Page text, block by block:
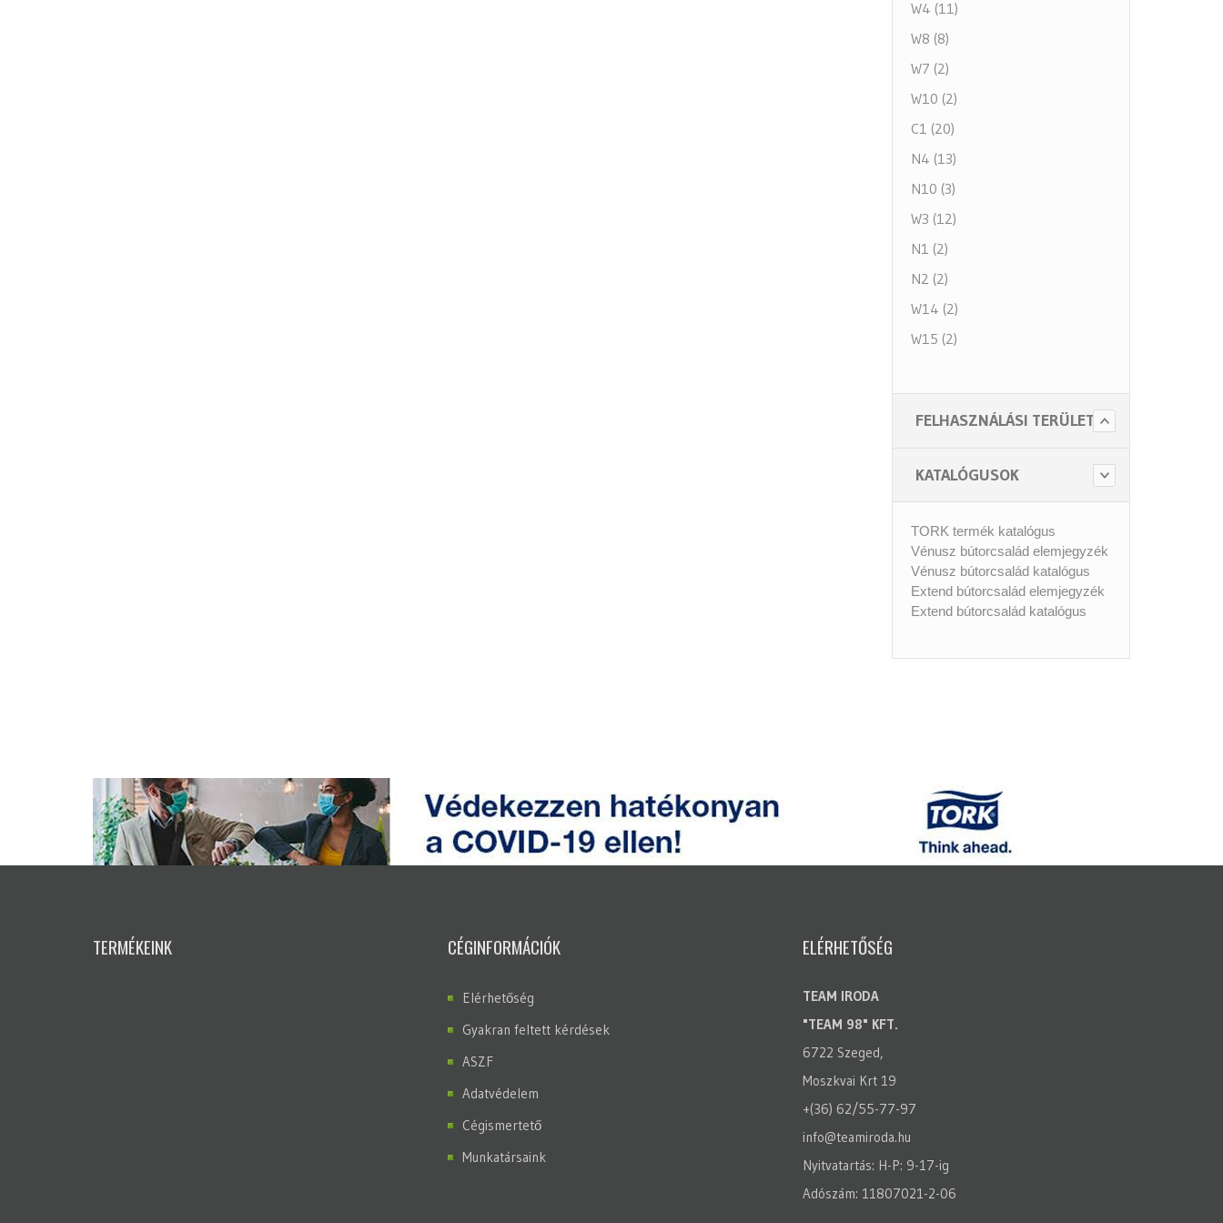
W4 (11)
W8 (8)
W7 (2)
W10 (2)
C1 (20)
N4 (13)
N10 (3)
W3 (12)
N1 (2)
N2 (2)
W14 (2)
W15 (2)
FELHASZNÁLÁSI TERÜLET
KATALÓGUSOK
TORK termék katalógus
Vénusz bútorcsalád elemjegyzék
Vénusz bútorcsalád katalógus
Extend bútorcsalád elemjegyzék
Extend bútorcsalád katalógus
TERMÉKEINK CÉGINFORMÁCIÓK
Elérhetőség
Gyakran feltett kérdések
ASZF
Adatvédelem
Cégismertető
Munkatársaink
ELÉRHETŐSÉG
TEAM IRODA
"TEAM 98" KFT.
6722 Szeged,
Moszkvai Krt 19
+(36) 62/55-77-97
info@teamiroda.hu
Nyitvatartás: H-P: 9-17-ig
Adószám: 11807021-2-06